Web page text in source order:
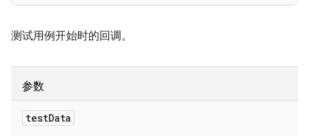
测试用例开始时的回调。
参数
testData